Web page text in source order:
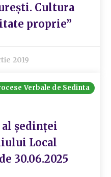
Cultura
proprie”
2019
Verbale de Sedinta
ședinței
Local
30.06.2025